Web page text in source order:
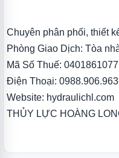
Chuyên phân phối, thiết
Phòng Giao Dịch: Tòa
Mã Số Thuế: 0401861077
Điện Thoại:
Website: hydraulichl.com
THỦY LỰC HOÀNG